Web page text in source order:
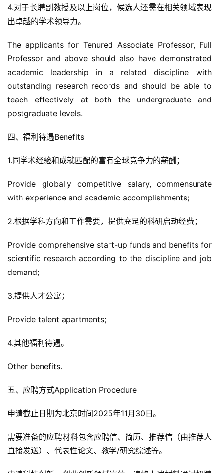
4.对于长聘副教授及以上岗位，候选人还需在相关领域表现
出卓越的学术领导力。
The applicants for Tenured Associate Professor, Full
Professor and above should also have demonstrated
academic leadership in a related discipline with
outstanding research records and should be able to
teach effectively at both the undergraduate and
postgraduate levels.
四、福利待遇Benefits
1.同学术经验和成就匹配的富有全球竞争力的薪酬；
Provide globally competitive salary, commensurate
with experience and academic accomplishments;
2.根据学科方向和工作需要，提供充足的科研启动经费；
Provide comprehensive start-up funds and benefits for
scientific research according to the discipline and job
demand;
3.提供人才公寓；
Provide talent apartments;
4.其他福利待遇。
Other benefits.
五、应聘方式Application Procedure
申请截止日期为北京时间2025年11月30日。
需要准备的应聘材料包含应聘信、简历、推荐信（由推荐人
直接发送）、代表性论文、教学/研究综述等。